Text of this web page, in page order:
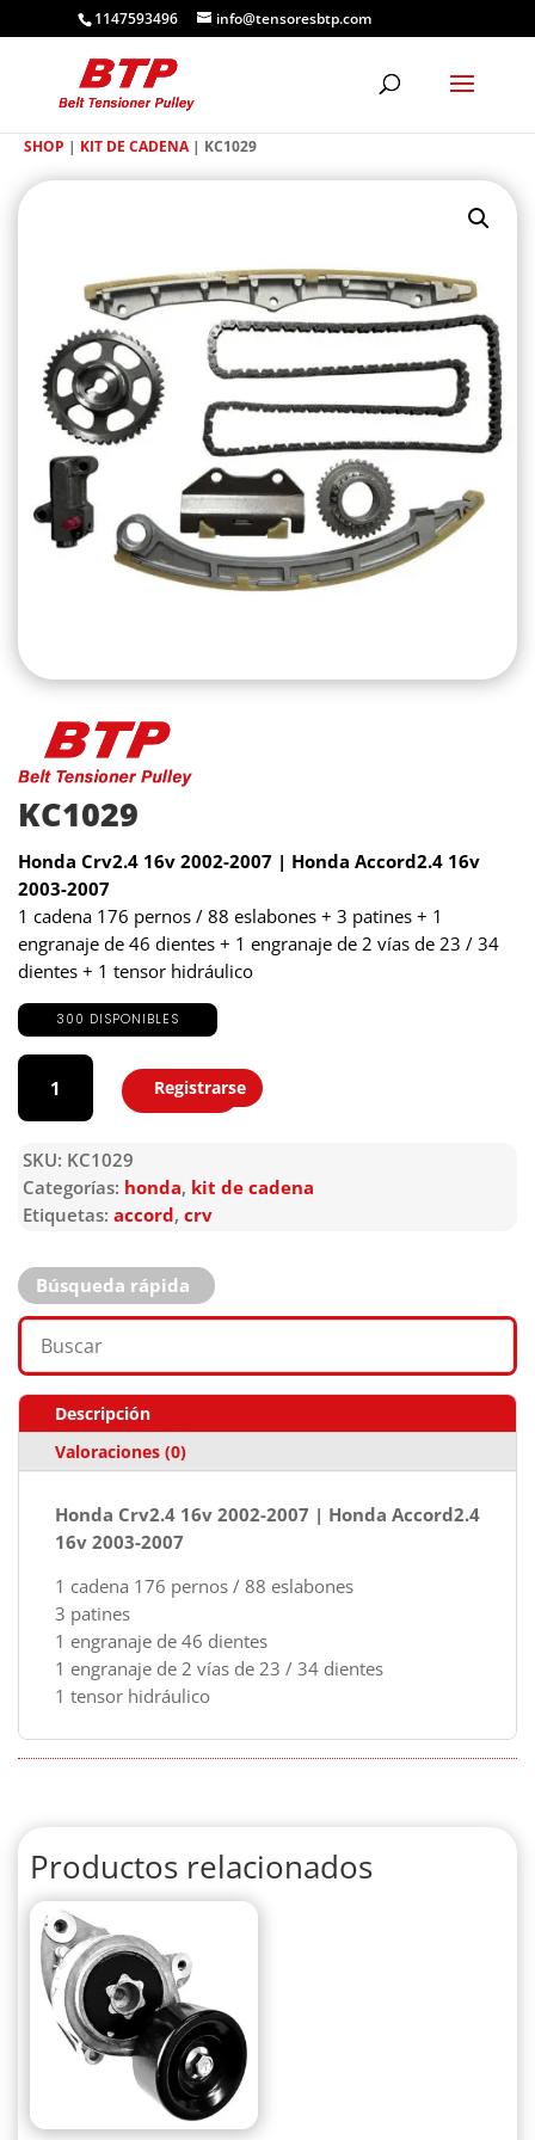
1147593496 info@tensoresbtp.com
SHOP | KIT DE CADENA| KC1029
KC1029
Honda Crv2.4 16v 2002-2007 | Honda Accord2.4 16v
2003-2007
1 cadena 176 pernos / 88 eslabones + 3 patines + 1
engranaje de 46 dientes + 1 engranaje de 2 vías de 23 / 34
dientes + 1 tensor hidráulico
300 DISPONIBLES
KC1029
cantidad
Agregar
Registrarse
SKU: KC1029
Categorías: honda, kit de cadena
Etiquetas: accord, crv
Búsqueda rápida
Descripción
Valoraciones (0)
Honda Crv2.4 16v 2002-2007 | Honda Accord2.4
16v 2003-2007
1 cadena 176 pernos / 88 eslabones
3 patines
1 engranaje de 46 dientes
1 engranaje de 2 vías de 23 / 34 dientes
1 tensor hidráulico
Productos relacionados